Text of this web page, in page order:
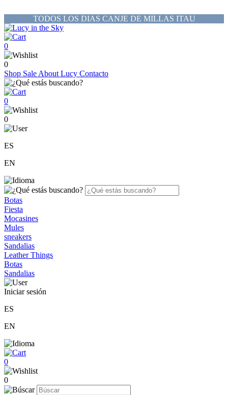
TODOS LOS DIAS CANJE DE MILLAS ITAU
0
0
Shop Sale About Lucy Contacto
0
0
ES
EN
Botas
Fiesta
Mocasines
Mules
sneakers
Sandalias
Leather Things
Botas
Sandalias
Iniciar sesión
ES
EN
0
0